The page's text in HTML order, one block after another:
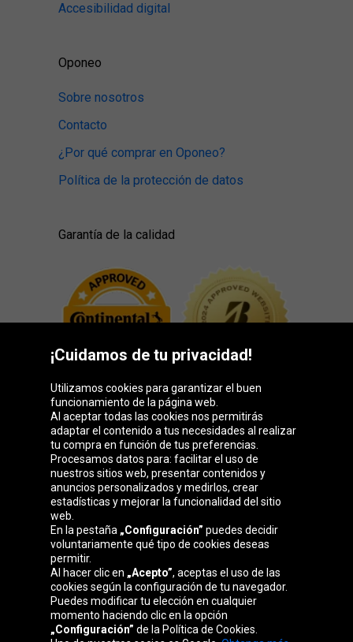
Accesibilidad digital
Oponeo
Sobre nosotros
Contacto
¿Por qué comprar en Oponeo?
Política de la protección de datos
Garantía de la calidad
Grupo Oponeo
Belgique
republika
France Italia Magyarország Nederland
¡Cuidamos de tu privacidad!
Utilizamos cookies para garantizar el buen
funcionamiento de la página web.
Al aceptar todas las cookies nos permitirás
adaptar el contenido a tus necesidades al realizar
tu compra en función de tus preferencias.
Procesamos datos para: facilitar el uso de
nuestros sitios web, presentar contenidos y
anuncios personalizados y medirlos, crear
estadísticas y mejorar la funcionalidad del sitio
web.
En la pestaña „Configuración” puedes decidir
voluntariamente qué tipo de cookies deseas
permitir.
Al hacer clic en „Acepto”, aceptas el uso de las
cookies según la configuración de tu navegador.
Puedes modificar tu elección en cualquier
momento haciendo clic en la opción
„Configuración” de la Política de Cookies.